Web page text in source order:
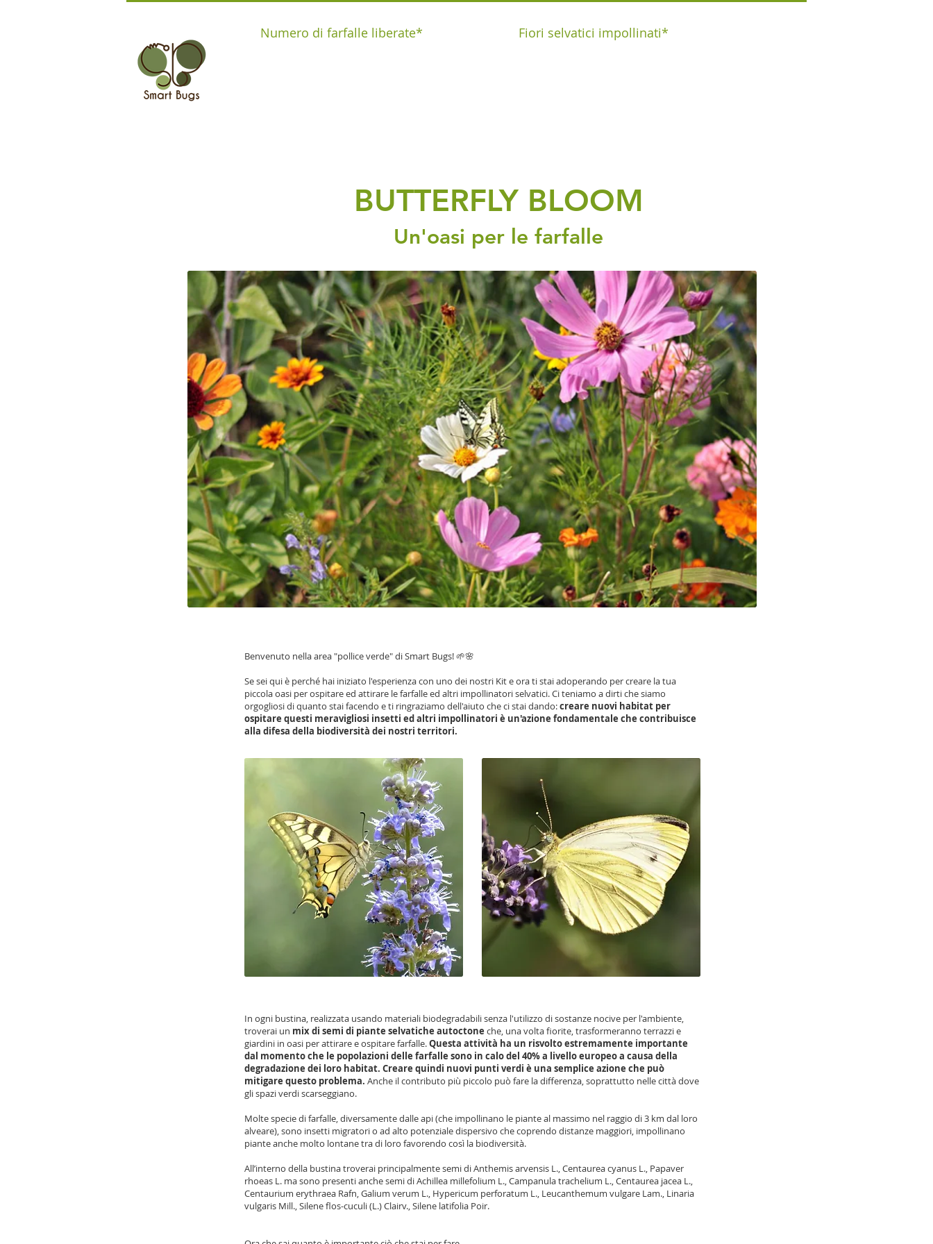
Numero di farfalle liberate* Fiori selvatici impollinati*
BUTTERFLY BLOOM
Un'oasi per le farfalle
Benvenuto nella area "pollice verde" di Smart Bugs! 🌱🌸
Se sei qui è perché hai iniziato l'esperienza con uno dei nostri Kit e ora ti stai adoperando per creare la tua
piccola oasi per ospitare ed attirare le farfalle ed altri impollinatori selvatici. Ci teniamo a dirti che siamo
orgogliosi di quanto stai facendo e ti ringraziamo dell'aiuto che ci stai dando:creare nuovi habitat per
ospitare questi meravigliosi insetti ed altri impollinatori è un'azione fondamentale che contribuisce
alla difesa della biodiversità dei nostri territori.
In ogni bustina, realizzata usando materiali biodegradabili senza l'utilizzo di sostanze nocive per l'ambiente,
troverai un mix di semi di piante selvatiche autoctone che, una volta fiorite, trasformeranno terrazzi e
giardini in oasi per attirare e ospitare farfalle.Questa attività ha un risvolto estremamente importante
dal momento che le popolazioni delle farfalle sono in calo del 40% a livello europeo a causa della
degradazione dei loro habitat. Creare quindi nuovi punti verdi è una semplice azione che può
mitigare questo problema. Anche il contributo più piccolo può fare la differenza, soprattutto nelle città dove
gli spazi verdi scarseggiano.
Molte specie di farfalle, diversamente dalle api (che impollinano le piante al massimo nel raggio di 3 km dal loro
alveare), sono insetti migratori o ad alto potenziale dispersivo che coprendo distanze maggiori, impollinano
piante anche molto lontane tra di loro favorendo così la biodiversità.
All’interno della bustina troverai principalmente semi di Anthemis arvensis L., Centaurea cyanus L., Papaver
rhoeas L. ma sono presenti anche semi di Achillea millefolium L., Campanula trachelium L., Centaurea jacea L.,
Centaurium erythraea Rafn, Galium verum L., Hypericum perforatum L., Leucanthemum vulgare Lam., Linaria
vulgaris Mill., Silene flos-cuculi (L.) Clairv., Silene latifolia Poir.